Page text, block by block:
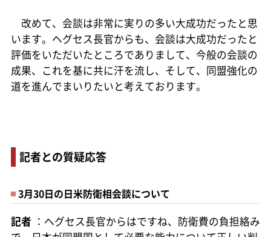
改めて、会談は非常に実りの多い大成功だったと思
います。ヘグセス長官からも、会談は大成功だったと
評価をいただいたところでありまして、今般の会談の
成果、これを基に共に汗を流し、そして、同盟強化の
道を進んでまいりたいと考えております。
記者との質疑応答
3月30日の日米防衛相会談について
記者 ：ヘグセス長官からはですね、防衛費の負担絡み